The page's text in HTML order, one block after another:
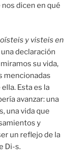
dicen en qué
y visteis en
declaración
su vida,
mencionadas
Esta es la
avanzar: una
una vida que
y
un reflejo de la
Di-s.